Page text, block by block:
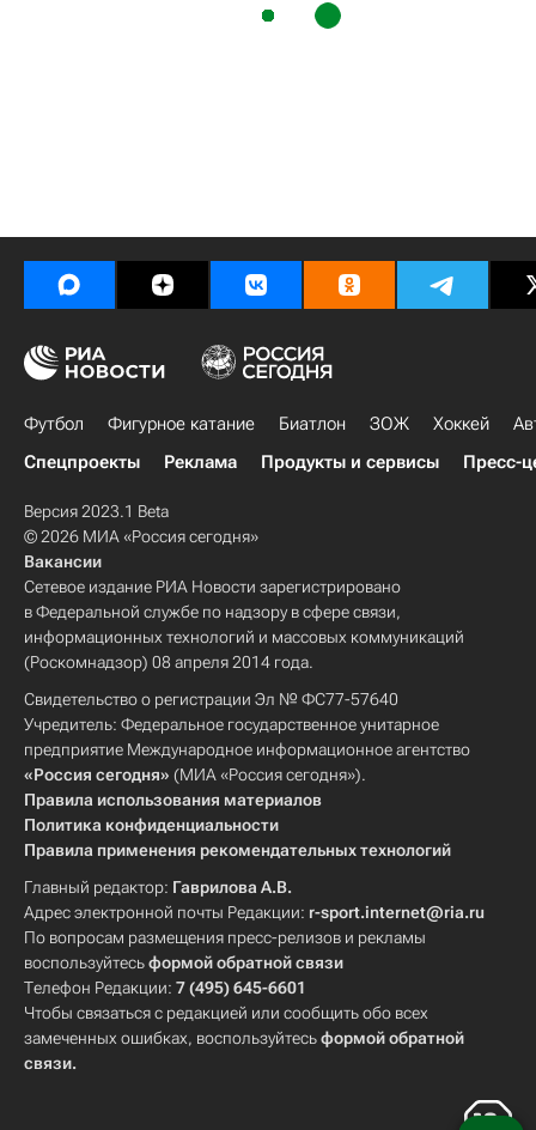
Футбол Фигурное катание Биатлон ЗОЖ Хоккей
Спецпроекты
Реклама Продукты и сервисы Пресс-
Версия 2023.1 Beta
© 2026 МИА «Россия сегодня»
Вакансии
Сетевое издание РИА Новости зарегистрировано
в Федеральной службе по надзору в сфере связи,
информационных технологий и массовых коммуникаций
(Роскомнадзор) 08 апреля 2014 года.
Свидетельство о регистрации Эл № ФС77-57640
Учредитель: Федеральное государственное унитарное
предприятие Международное информационное агентство
«Россия сегодня» (МИА «Россия сегодня»).
Правила использования материалов
Политика конфиденциальности
Правила применения рекомендательных технологий
Главный редактор: Гаврилова А.В.
Адрес электронной почты Редакции: r-sport.internet@ria.ru
По вопросам размещения пресс-релизов и рекламы
воспользуйтесьформой обратной связи
Телефон Редакции: 7 (495) 645-6601
Чтобы связаться с редакцией или сообщить обо всех
замеченных ошибках, воспользуйтесьформой обратной
связи.